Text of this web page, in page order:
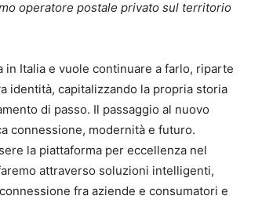
operatore postale privato sul territorio
in Italia e vuole continuare a farlo, riparte
identità, capitalizzando la propria storia
di passo. Il passaggio al nuovo
connessione, modernità e futuro.
la piattaforma per eccellenza nel
attraverso soluzioni intelligenti,
fra aziende e consumatori e